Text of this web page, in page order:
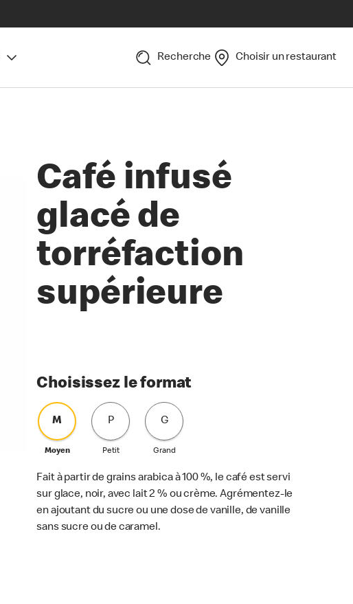
Recherche Choisir un restaurant
Café infusé
glacé de
torréfaction
supérieure
Choisissez le format
M
Moyen
P
Petit
G
Grand
Fait à partir de grains arabica à 100 %, le café est servi
sur glace, noir, avec lait 2 % ou crème. Agrémentez-le
en ajoutant du sucre ou une dose de vanille, de vanille
sans sucre ou de caramel.